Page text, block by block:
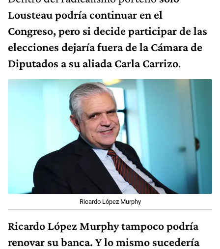
Lousteau podría continuar en el
Congreso, pero si decide participar de las
elecciones dejaría fuera de la Cámara de
Diputados a su aliada Carla Carrizo.
Ricardo López Murphy
Ricardo López Murphy tampoco podría
renovar su banca. Y lo mismo sucedería